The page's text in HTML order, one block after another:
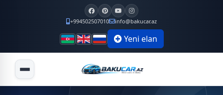
+994502507010 info@bakucar.az
Yeni elan